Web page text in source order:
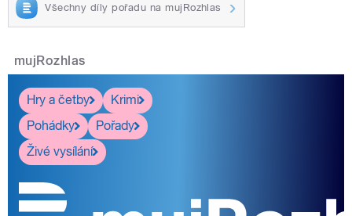
Všechny díly pořadu na mujRozhlas
mujRozhlas
Hry a četby
Krimi
Pohádky
Pořady
Živé vysílání